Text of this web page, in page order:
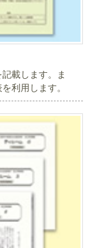
載します。ま
利用します。